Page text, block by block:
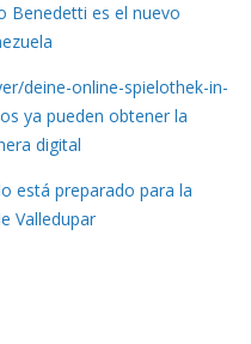
Benedetti es el nuevo
deine-online-spielothek-in-
ya pueden obtener la
digital
está preparado para la
Valledupar